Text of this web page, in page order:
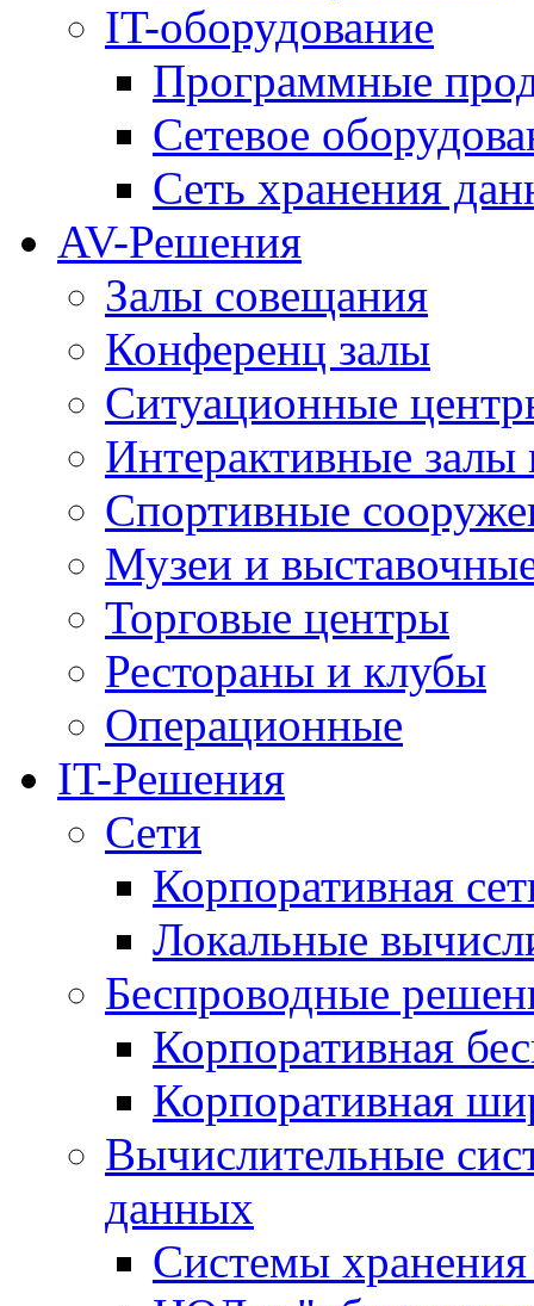
IT-оборудование
Программные
Сетевое
Сеть хранения
AV-Решения
Залы совещания
Конференц залы
Ситуационные
Интерактивные залы
Спортивные
Музеи и
Торговые центры
Рестораны и клубы
Операционные
IT-Решения
Сети
Корпоративная
Локальные
Беспроводные
Корпоративная
Корпоративная
Вычислительные
данных
Системы